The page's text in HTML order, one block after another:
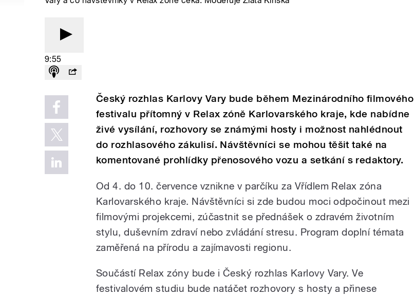
9:55
Český rozhlas Karlovy Vary bude během Mezinárodního filmového
festivalu přítomný v Relax zóně Karlovarského kraje, kde nabídne
živé vysílání, rozhovory se známými hosty i možnost nahlédnout
do rozhlasového zákulisí. Návštěvníci se mohou těšit také na
komentované prohlídky přenosového vozu a setkání s redaktory.
Od 4. do 10. července vznikne v parčíku za Vřídlem Relax zóna
Karlovarského kraje. Návštěvníci si zde budou moci odpočinout mezi
filmovými projekcemi, zúčastnit se přednášek o zdravém životním
stylu, duševním zdraví nebo zvládání stresu. Program doplní témata
zaměřená na přírodu a zajímavosti regionu.
Součástí Relax zóny bude i Český rozhlas Karlovy Vary. Ve
festivalovém studiu bude natáčet rozhovory s hosty a přinese